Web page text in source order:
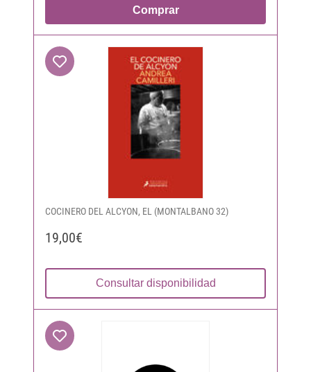
Comprar
COCINERO DEL ALCYON, EL (MONTALBANO 32)
19,00€
Consultar disponibilidad